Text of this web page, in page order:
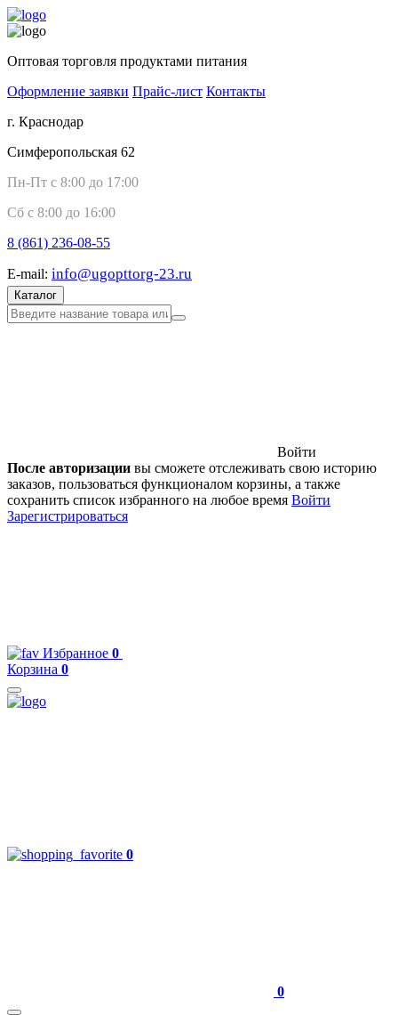
Оптовая торговля продуктами питания
Оформление заявки Прайс-лист Контакты
г. Краснодар
Симферопольская 62
Пн-Пт с 8:00 до 17:00
Сб с 8:00 до 16:00
8 (861) 236-08-55
E-mail: info@ugopttorg-23.ru
Каталог
Войти
После авторизации вы сможете отслеживать свою историю
заказов, пользоваться функционалом корзины, а также
сохранить список избранного на любое время Войти
Зарегистрироваться
Избранное 0
Корзина 0
0
0